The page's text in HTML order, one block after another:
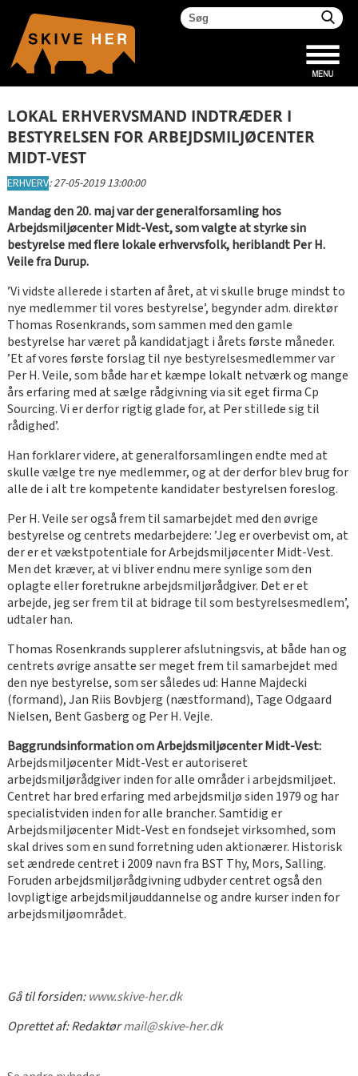
LOKAL ERHVERVSMAND INDTRÆDER I
BESTYRELSEN FOR ARBEJDSMILJØCENTER
MIDT-VEST
ERHVERV:27-05-2019 13:00:00
Mandag den 20. maj var der generalforsamling hos
Arbejdsmiljøcenter Midt-Vest, som valgte at styrke sin
bestyrelse med flere lokale erhvervsfolk, heriblandt Per H.
Veile fra Durup.
’Vi vidste allerede i starten af året, at vi skulle bruge mindst to
nye medlemmer til vores bestyrelse’, begynder adm. direktør
Thomas Rosenkrands, som sammen med den gamle
bestyrelse har været på kandidatjagt i årets første måneder.
’Et af vores første forslag til nye bestyrelsesmedlemmer var
Per H. Veile, som både har et kæmpe lokalt netværk og mange
års erfaring med at sælge rådgivning via sit eget firma Cp
Sourcing. Vi er derfor rigtig glade for, at Per stillede sig til
rådighed’.
Han forklarer videre, at generalforsamlingen endte med at
skulle vælge tre nye medlemmer, og at der derfor blev brug for
alle de i alt tre kompetente kandidater bestyrelsen foreslog.
Per H. Veile ser også frem til samarbejdet med den øvrige
bestyrelse og centrets medarbejdere: ’Jeg er overbevist om, at
der er et vækstpotentiale for Arbejdsmiljøcenter Midt-Vest.
Men det kræver, at vi bliver endnu mere synlige som den
oplagte eller foretrukne arbejdsmiljørådgiver. Det er et
arbejde, jeg ser frem til at bidrage til som bestyrelsesmedlem’,
udtaler han.
Thomas Rosenkrands supplerer afslutningsvis, at både han og
centrets øvrige ansatte ser meget frem til samarbejdet med
den nye bestyrelse, som ser således ud: Hanne Majdecki
(formand), Jan Riis Bovbjerg (næstformand), Tage Odgaard
Nielsen, Bent Gasberg og Per H. Vejle.
Baggrundsinformation om Arbejdsmiljøcenter Midt-Vest:
Arbejdsmiljøcenter Midt-Vest er autoriseret
arbejdsmiljørådgiver inden for alle områder i arbejdsmiljøet.
Centret har bred erfaring med arbejdsmiljø siden 1979 og har
specialistviden inden for alle brancher. Samtidig er
Arbejdsmiljøcenter Midt-Vest en fondsejet virksomhed, som
skal drives som en sund forretning uden aktionærer. Historisk
set ændrede centret i 2009 navn fra BST Thy, Mors, Salling.
Foruden arbejdsmiljørådgivning udbyder centret også den
lovpligtige arbejdsmiljøuddannelse og andre kurser inden for
arbejdsmiljøområdet.
Gå til forsiden:www.skive-her.dk
Oprettet af:Redaktørmail@skive-her.dk